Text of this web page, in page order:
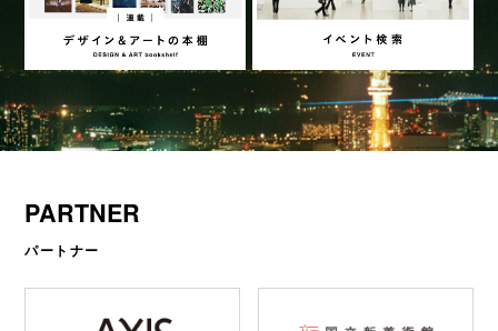
PARTNER
パートナー